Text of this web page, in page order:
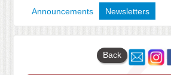
Announcements Newsletters
Back